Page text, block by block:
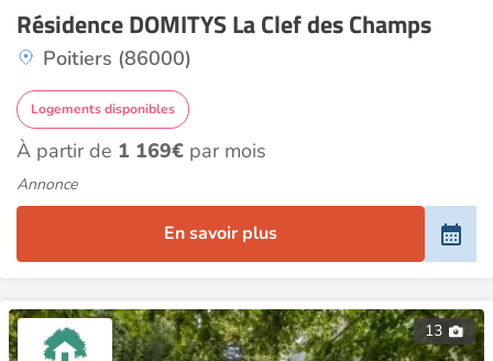
Résidence DOMITYS La Clef des Champs
Poitiers (86000)
Logements disponibles
À partir de 1 169€ par mois
Annonce
En savoir plus
13